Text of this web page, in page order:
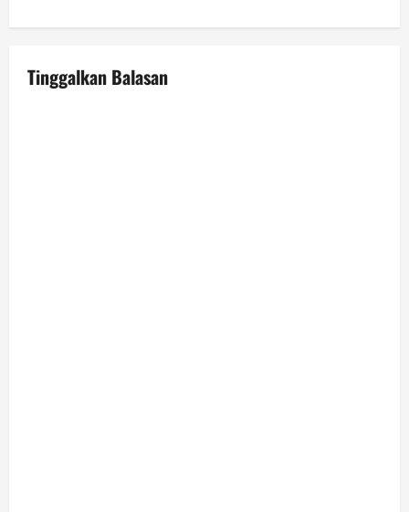
i
Tinggalkan Balasan